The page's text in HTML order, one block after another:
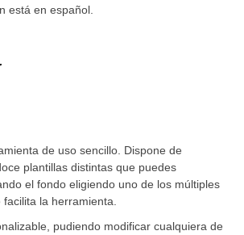
está en español.
de uso sencillo. Dispone de
plantillas distintas que puedes
el fondo eligiendo uno de los múltiples
la herramienta.
pudiendo modificar cualquiera de